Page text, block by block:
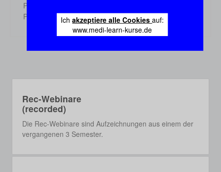
Ichakzeptiere alle Cookiesauf:
www.medi-learn-kurse.de
Psychologie 3
Psychologie 4 Demo
Rec-Webinare
(recorded)
Die Rec-Webinare sind Aufzeichnungen aus einem der
vergangenen 3 Semester.